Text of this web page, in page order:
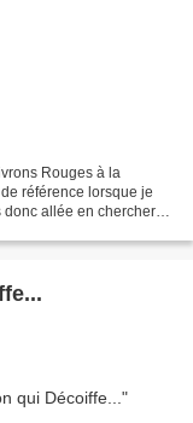
Rouges à la
référence lorsque je
donc allée en chercher